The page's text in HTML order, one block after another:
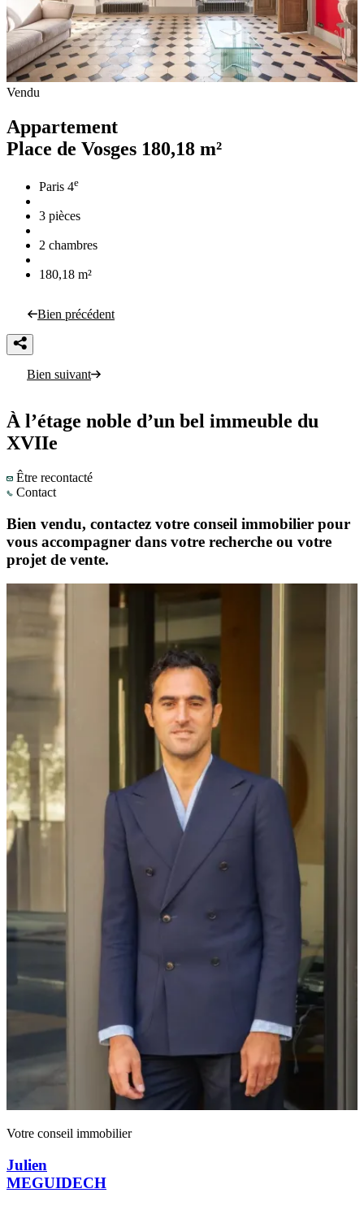
Vendu
Appartement
Place de Vosges 180,18 m²
Paris 4e
3 pièces
2 chambres
180,18 m²
Bien précédent
Bien suivant
À l’étage noble d’un bel immeuble du
XVIIe
Être recontacté
Contact
Bien vendu, contactez votre conseil immobilier pour
vous accompagner dans votre recherche ou votre
projet de vente.
Votre conseil immobilier
Julien
MEGUIDECH